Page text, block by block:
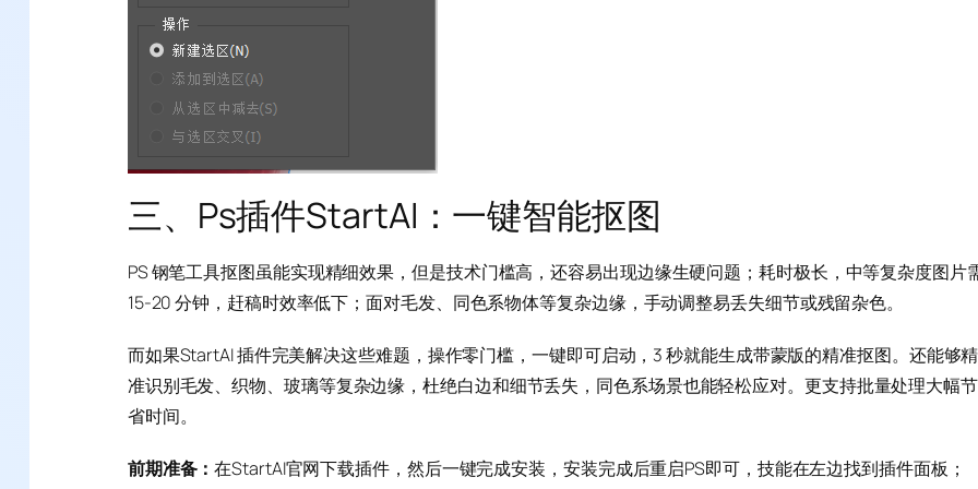
三、Ps插件StartAI：一键智能抠图
PS 钢笔工具抠图虽能实现精细效果，但是技术门槛高，还容易出现边缘生硬问题；耗时极长，中等复杂度图片
15-20 分钟，赶稿时效率低下；面对毛发、同色系物体等复杂边缘，手动调整易丢失细节或残留杂色。
而如果StartAI 插件完美解决这些难题，操作零门槛，一键即可启动，3 秒就能生成带蒙版的精准抠图。还能够精
准识别毛发、织物、玻璃等复杂边缘，杜绝白边和细节丢失，同色系场景也能轻松应对。更支持批量处理大幅节
省时间。
前期准备：在StartAI官网下载插件，然后一键完成安装，安装完成后重启PS即可，技能在左边找到插件面板；